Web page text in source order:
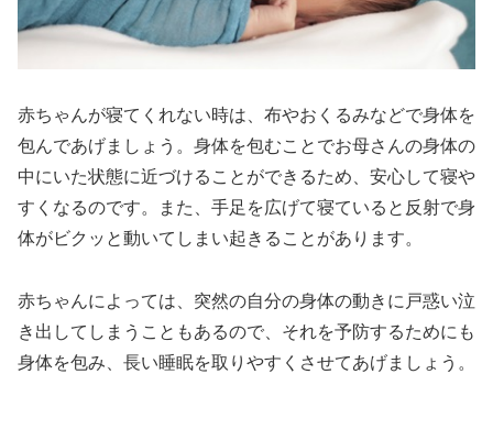
赤ちゃんが寝てくれない時は、布やおくるみなどで身体を
包んであげましょう。身体を包むことでお母さんの身体の
中にいた状態に近づけることができるため、安心して寝や
すくなるのです。また、手足を広げて寝ていると反射で身
体がビクッと動いてしまい起きることがあります。
赤ちゃんによっては、突然の自分の身体の動きに戸惑い泣
き出してしまうこともあるので、それを予防するためにも
身体を包み、長い睡眠を取りやすくさせてあげましょう。